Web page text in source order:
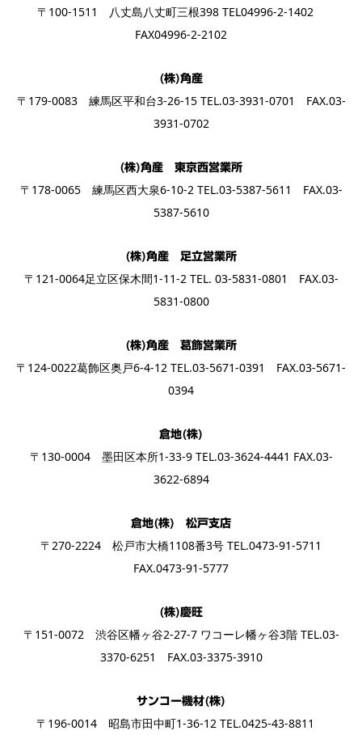
〒100-1511 八丈島八丈町三根398 TEL04996-2-1402
FAX04996-2-2102
(株)角産
〒179-0083 練馬区平和台3-26-15 TEL.03-3931-0701 FAX.03-
3931-0702
(株)角産 東京西営業所
〒178-0065 練馬区西大泉6-10-2 TEL.03-5387-5611 FAX.03-
5387-5610
(株)角産 足立営業所
〒121-0064足立区保木間1-11-2 TEL. 03-5831-0801 FAX.03-
5831-0800
(株)角産 葛飾営業所
〒124-0022葛飾区奥戸6-4-12 TEL.03-5671-0391 FAX.03-5671-
0394
倉地(株)
〒130-0004 墨田区本所1-33-9 TEL.03-3624-4441 FAX.03-
3622-6894
倉地(株) 松戸支店
〒270-2224 松戸市大橋1108番3号 TEL.0473-91-5711
FAX.0473-91-5777
(株)慶旺
〒151-0072 渋谷区幡ヶ谷2-27-7 ワコーレ幡ヶ谷3階 TEL.03-
3370-6251 FAX.03-3375-3910
サンコー機材(株)
〒196-0014 昭島市田中町1-36-12 TEL.0425-43-8811